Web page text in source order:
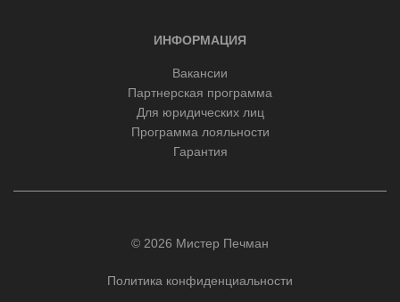
ИНФОРМАЦИЯ
Вакансии
Партнерская программа
Для юридических лиц
Программа лояльности
Гарантия
© 2026 Мистер Печман
Политика конфиденциальности